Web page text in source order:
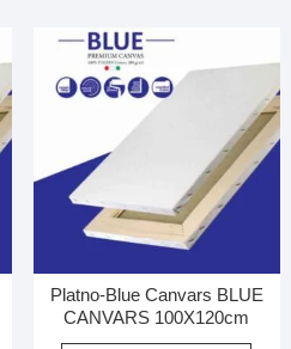
Platno-Blue Canvars BLUE
CANVARS 100X120cm